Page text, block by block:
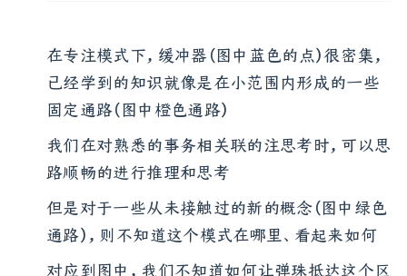
在专注模式下，缓冲器（图中蓝色的点）很密集，
已经学到的知识就像是在小范围内形成的一些
固定通路（图中橙色通路）
我们在对熟悉的事务相关联的注思考时，可以思
路顺畅的进行推理和思考
但是对于一些从未接触过的新的概念（图中绿色
通路），则不知道这个模式在哪里、看起来如何
对应到图中，我们不知道如何让弹珠抵达这个区